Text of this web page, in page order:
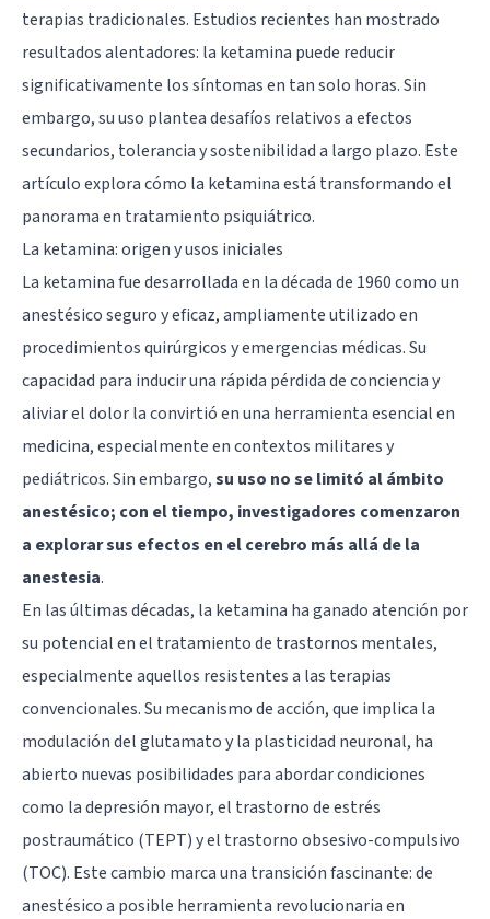
terapias tradicionales. Estudios recientes han mostrado
resultados alentadores: la ketamina puede reducir
significativamente los síntomas en tan solo horas. Sin
embargo, su uso plantea desafíos relativos a efectos
secundarios, tolerancia y sostenibilidad a largo plazo. Este
artículo explora cómo la ketamina está transformando el
panorama en tratamiento psiquiátrico.
La ketamina: origen y usos iniciales
La ketamina fue desarrollada en la década de 1960 como un
anestésico seguro y eficaz, ampliamente utilizado en
procedimientos quirúrgicos y emergencias médicas. Su
capacidad para inducir una rápida pérdida de conciencia y
aliviar el dolor la convirtió en una herramienta esencial en
medicina, especialmente en contextos militares y
pediátricos. Sin embargo,su uso no se limitó al ámbito
anestésico; con el tiempo, investigadores comenzaron
a explorar sus efectos en el cerebro más allá de la
anestesia.
En las últimas décadas, la ketamina ha ganado atención por
su potencial en el tratamiento de trastornos mentales,
especialmente aquellos resistentes a las terapias
convencionales. Su mecanismo de acción, que implica la
modulación del glutamato y la plasticidad neuronal, ha
abierto nuevas posibilidades para abordar condiciones
como la depresión mayor, el trastorno de estrés
postraumático (TEPT) y el trastorno obsesivo-compulsivo
(TOC). Este cambio marca una transición fascinante: de
anestésico a posible herramienta revolucionaria en